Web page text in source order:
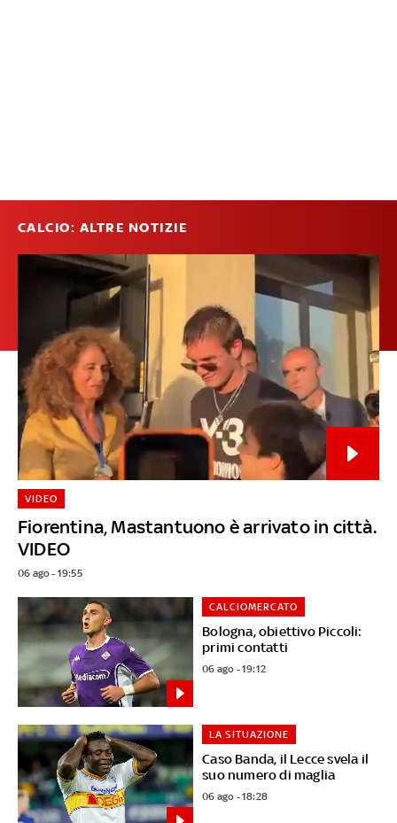
CALCIO: ALTRE NOTIZIE
Fiorentina, Mastantuono è arrivato in città.
VIDEO
VIDEO
06 ago - 19:55
Bologna, obiettivo Piccoli:
primi contatti
CALCIOMERCATO
06 ago - 19:12
Caso Banda, il Lecce svela il
suo numero di maglia
LA SITUAZIONE
06 ago - 18:28